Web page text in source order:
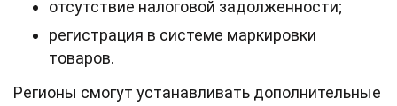
отсутствие налоговой задолженности;
регистрация в системе маркировки
товаров.
Регионы смогут устанавливать дополнительные